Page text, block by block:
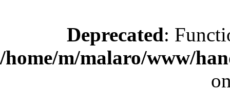
Deprecated:
/home/m/malaro/www/